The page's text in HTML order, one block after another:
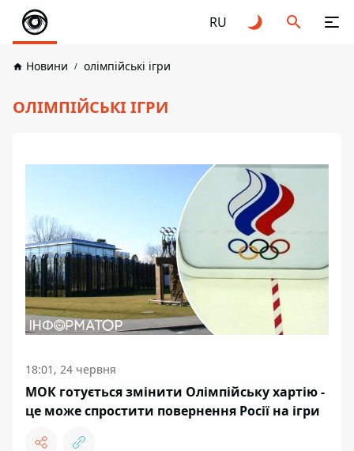
RU
Новини олімпійські ігри
ОЛІМПІЙСЬКІ ІГРИ
18:01, 24 червня
МОК готується змінити Олімпійську хартію -
це може спростити повернення Росії на ігри